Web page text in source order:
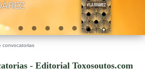
convocatorias
- Editorial Toxosoutos.com